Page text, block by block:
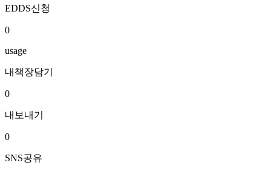
EDDS신청
0
usage
내책장담기
0
내보내기
0
SNS공유